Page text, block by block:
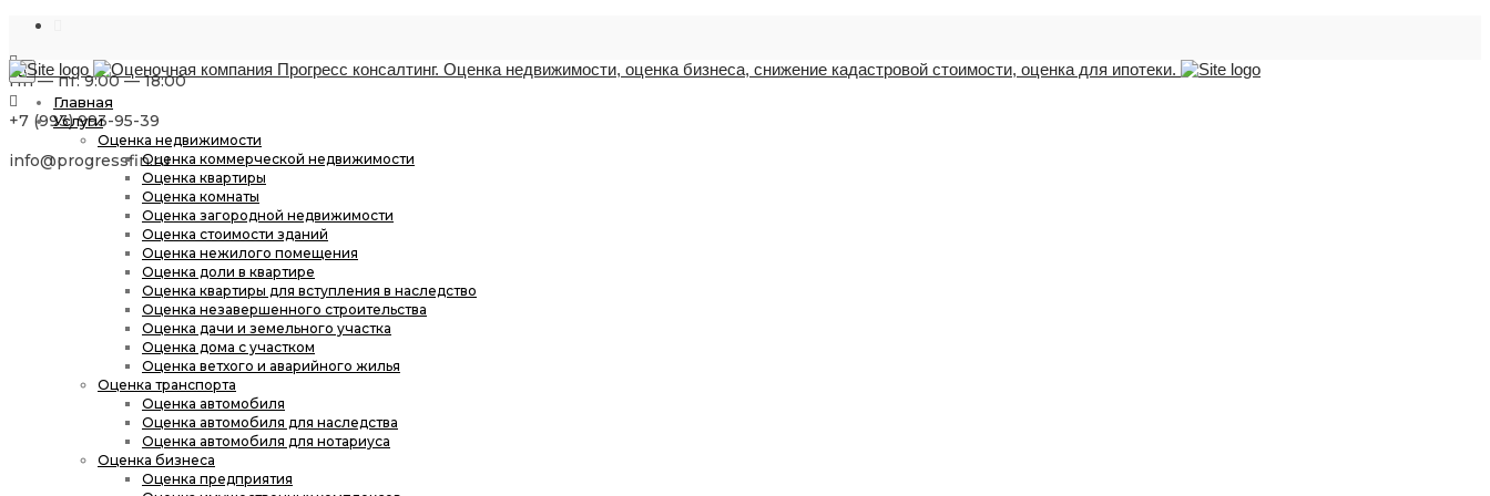
Пн — пт: 9:00 — 18:00
+7 (993) 993-95-39
info@progressfin.ru
Close
top
bar
Главная
Услуги
Оценка недвижимости
Оценка коммерческой недвижимости
Оценка квартиры
Оценка комнаты
Оценка загородной недвижимости
Оценка стоимости зданий
Оценка нежилого помещения
Оценка доли в квартире
Оценка квартиры для вступления в наследство
Оценка незавершенного строительства
Оценка дачи и земельного участка
Оценка дома с участком
Оценка ветхого и аварийного жилья
Оценка транспорта
Оценка автомобиля
Оценка автомобиля для наследства
Оценка автомобиля для нотариуса
Оценка бизнеса
Оценка предприятия